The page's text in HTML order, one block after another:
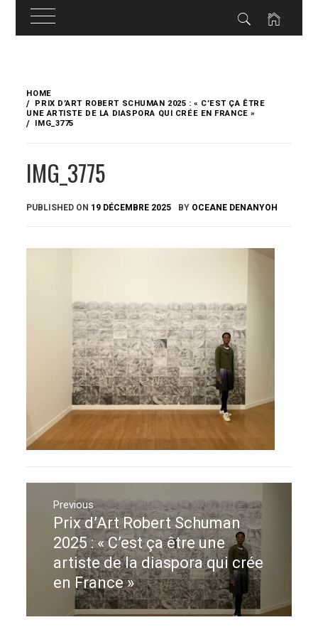
content
HOME
PRIX D’ART ROBERT SCHUMAN 2025 : « C’EST ÇA ÊTRE
UNE ARTISTE DE LA DIASPORA QUI CRÉE EN FRANCE »
IMG_3775
IMG_3775
PUBLISHED ON 19 DÉCEMBRE 2025 BY OCEANE DENANYOH
Navigation
l’article
Previous
Previous
post:
Prix d’Art Robert Schuman
2025 : « C’est ça être une
artiste de la diaspora qui crée
en France »